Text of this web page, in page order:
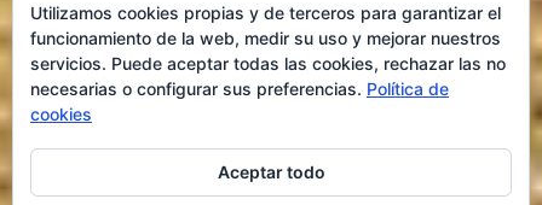
Utilizamos cookies propias y de terceros para garantizar el
funcionamiento de la web, medir su uso y mejorar nuestros
servicios. Puede aceptar todas las cookies, rechazar las no
necesarias o configurar sus preferencias. Política de
cookies
Aceptar todo